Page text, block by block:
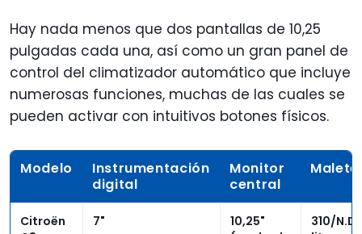
Hay nada menos que dos pantallas de 10,25
pulgadas cada una, así como un gran panel de
control del climatizador automático que incluye
numerosas funciones, muchas de las cuales se
pueden activar con intuitivos botones físicos.
Modelo
Instrumentación
digital
Monitor
central
Citroën
7"
10,25"
310/N.D.